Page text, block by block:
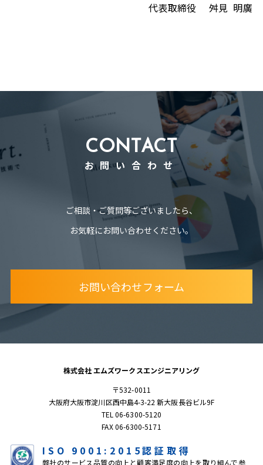
代表取締役 舛見 明廣
CONTACT
お問い合わせ
ご相談・ご質問等ございましたら、
お気軽にお問い合わせください。
お問い合わせフォーム
株式会社 エムズワークスエンジニアリング
〒532-0011
大阪府大阪市淀川区西中島4-3-22 新大阪長谷ビル9F
TEL 06-6300-5120
FAX 06-6300-5171
ISO 9001:2015認証取得
弊社のサービス品質の向上と顧客満足度の向上を取り組んで参